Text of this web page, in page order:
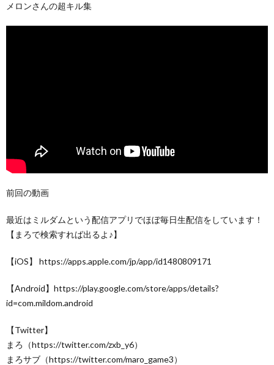
メロンさんの超キル集
前回の動画
最近はミルダムという配信アプリでほぼ毎日生配信をしています！
【まろで検索すれば出るよ♪】
【iOS】 https://apps.apple.com/jp/app/id1480809171
【Android】https://play.google.com/store/apps/details?
id=com.mildom.android
【Twitter】
まろ（https://twitter.com/zxb_y6）
まろサブ（https://twitter.com/maro_game3）